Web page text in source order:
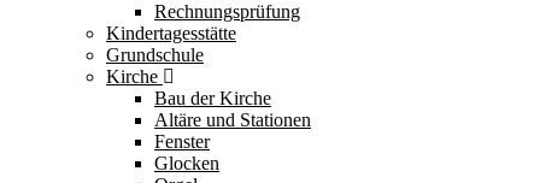
Rechnungsprüfung
Kindertagesstätte
Grundschule
Kirche
Bau der Kirche
Altäre und Stationen
Fenster
Glocken